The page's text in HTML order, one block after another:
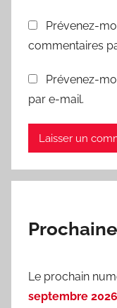
Prévenez-
commentaires
Prévenez-
par e-mail.
Le prochain
septembre